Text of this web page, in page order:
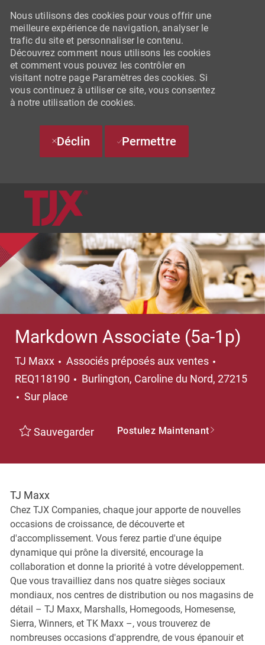
SKIP TO MAIN CONTENT
Nous utilisons des cookies pour vous offrir une
meilleure expérience de navigation, analyser le
trafic du site et personnaliser le contenu.
Découvrez comment nous utilisons les cookies
et comment vous pouvez les contrôler en
visitant notre page Paramètres des cookies. Si
vous continuez à utiliser ce site, vous consentez
à notre utilisation de cookies.
Déclin Permettre
Markdown Associate (5a-1p)
TJ Maxx Catégorie
Associés préposés aux ventes
REQ118190
Emplacement
Burlington, Caroline du Nord, 27215
Sur place
Sauvegarder Postulez Maintenant
TJ Maxx
Chez TJX Companies, chaque jour apporte de nouvelles
occasions de croissance, de découverte et
d'accomplissement. Vous ferez partie d'une équipe
dynamique qui prône la diversité, encourage la
collaboration et donne la priorité à votre développement.
Que vous travailliez dans nos quatre sièges sociaux
mondiaux, nos centres de distribution ou nos magasins de
détail – TJ Maxx, Marshalls, Homegoods, Homesense,
Sierra, Winners, et TK Maxx –, vous trouverez de
nombreuses occasions d'apprendre, de vous épanouir et